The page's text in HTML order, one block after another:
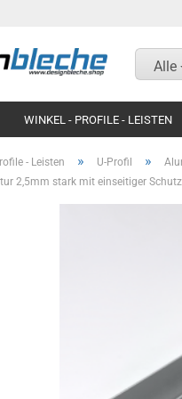
Alle
RAL
WINKEL - PROFILE - LEISTEN
Aluminium blank eckig
gepresst Aussenmaß
MAGNETWAND / PINNWAND
- Leisten » U-Profil »
2,5mm stark mit einseitiger